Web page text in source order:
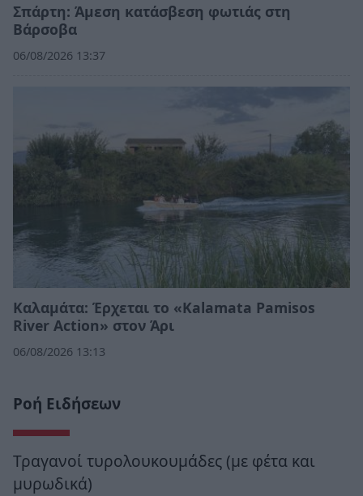
Σπάρτη: Άμεση κατάσβεση φωτιάς στη
Βάρσοβα
06/08/2026 13:37
Καλαμάτα: Έρχεται το «Kalamata Pamisos
River Action» στον Άρι
06/08/2026 13:13
Ροή Ειδήσεων
Τραγανοί τυρολουκουμάδες (με φέτα και
μυρωδικά)